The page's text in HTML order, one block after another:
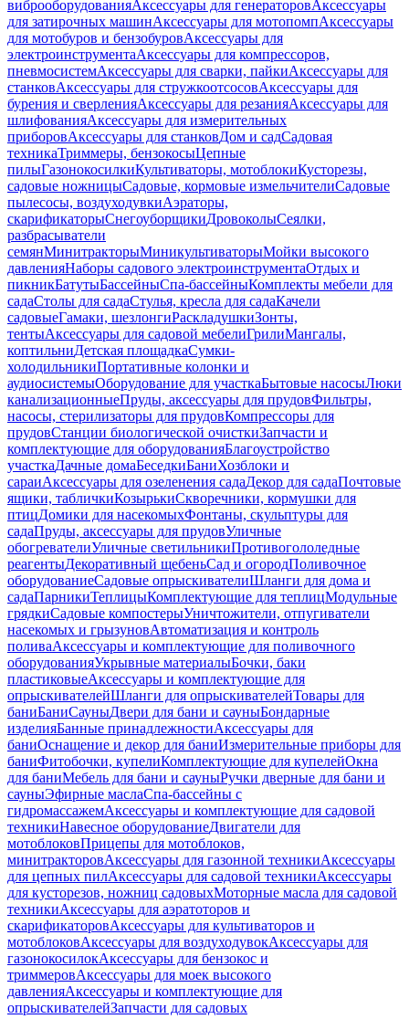
виброоборудованияАксессуары для генераторовАксессуары
для затирочных машинАксессуары для мотопомпАксессуары
для мотобуров и бензобуровАксессуары для
электроинструментаАксессуары для компрессоров,
пневмосистемАксессуары для сварки, пайкиАксессуары для
станковАксессуары для стружкоотсосовАксессуары для
бурения и сверленияАксессуары для резанияАксессуары для
шлифованияАксессуары для измерительных
приборовАксессуары для станковДом и садСадовая
техникаТриммеры, бензокосыЦепные
пилыГазонокосилкиКультиваторы, мотоблокиКусторезы,
садовые ножницыСадовые, кормовые измельчителиСадовые
пылесосы, воздуходувкиАэраторы,
скарификаторыСнегоуборщикиДровоколыСеялки,
разбрасыватели
семянМинитракторыМиникультиваторыМойки высокого
давленияНаборы садового электроинструментаОтдых и
пикникБатутыБассейныСпа-бассейныКомплекты мебели для
садаСтолы для садаСтулья, кресла для садаКачели
садовыеГамаки, шезлонгиРаскладушкиЗонты,
тентыАксессуары для садовой мебелиГрилиМангалы,
коптильниДетская площадкаСумки-
холодильникиПортативные колонки и
аудиосистемыОборудование для участкаБытовые насосыЛюки
канализационныеПруды, аксессуары для прудовФильтры,
насосы, стерилизаторы для прудовКомпрессоры для
прудовСтанции биологической очисткиЗапчасти и
комплектующие для оборудованияБлагоустройство
участкаДачные домаБеседкиБаниХозблоки и
сараиАксессуары для озеленения садаДекор для садаПочтовые
ящики, табличкиКозырькиСкворечники, кормушки для
птицДомики для насекомыхФонтаны, скульптуры для
садаПруды, аксессуары для прудовУличные
обогревателиУличные светильникиПротивогололедные
реагентыДекоративный щебеньСад и огородПоливочное
оборудованиеСадовые опрыскивателиШланги для дома и
садаПарникиТеплицыКомплектующие для теплицМодульные
грядкиСадовые компостерыУничтожители, отпугиватели
насекомых и грызуновАвтоматизация и контроль
поливаАксессуары и комплектующие для поливочного
оборудованияУкрывные материалыБочки, баки
пластиковыеАксессуары и комплектующие для
опрыскивателейШланги для опрыскивателейТовары для
баниБаниСауныДвери для бани и сауныБондарные
изделияБанные принадлежностиАксессуары для
баниОснащение и декор для баниИзмерительные приборы для
баниФитобочки, купелиКомплектующие для купелейОкна
для баниМебель для бани и сауныРучки дверные для бани и
сауныЭфирные маслаСпа-бассейны с
гидромассажемАксессуары и комплектующие для садовой
техникиНавесное оборудованиеДвигатели для
мотоблоковПрицепы для мотоблоков,
минитракторовАксессуары для газонной техникиАксессуары
для цепных пилАксессуары для садовой техникиАксессуары
для кусторезов, ножниц садовыхМоторные масла для садовой
техникиАксессуары для аэратоторов и
скарификаторовАксессуары для культиваторов и
мотоблоковАксессуары для воздуходувокАксессуары для
газонокосилокАксессуары для бензокос и
триммеровАксессуары для моек высокого
давленияАксессуары и комплектующие для
опрыскивателейЗапчасти для садовых